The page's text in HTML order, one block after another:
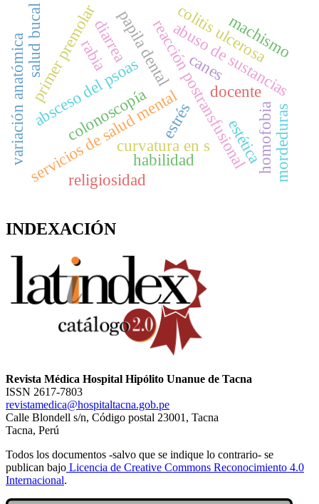
absceso del psoas
papila dentalreacción postransfusional
abuso de sustancias
servicios de salud mental
curvatura en s
primer premolar
variación anatómica docente
habilidad estética
colitis ulcerosa
diarrea
colonoscopía homofobia
machismo
religiosidad
estrés
canes
mordeduras
rabia
salud bucal
INDEXACIÓN
Revista Médica Hospital Hipólito Unanue de Tacna
ISSN 2617-7803
revistamedica@hospitaltacna.gob.pe
Calle Blondell s/n, Código postal 23001, Tacna
Tacna, Perú
Todos los documentos -salvo que se indique lo contrario- se
publican bajo Licencia de Creative Commons Reconocimiento 4.0
Internacional.